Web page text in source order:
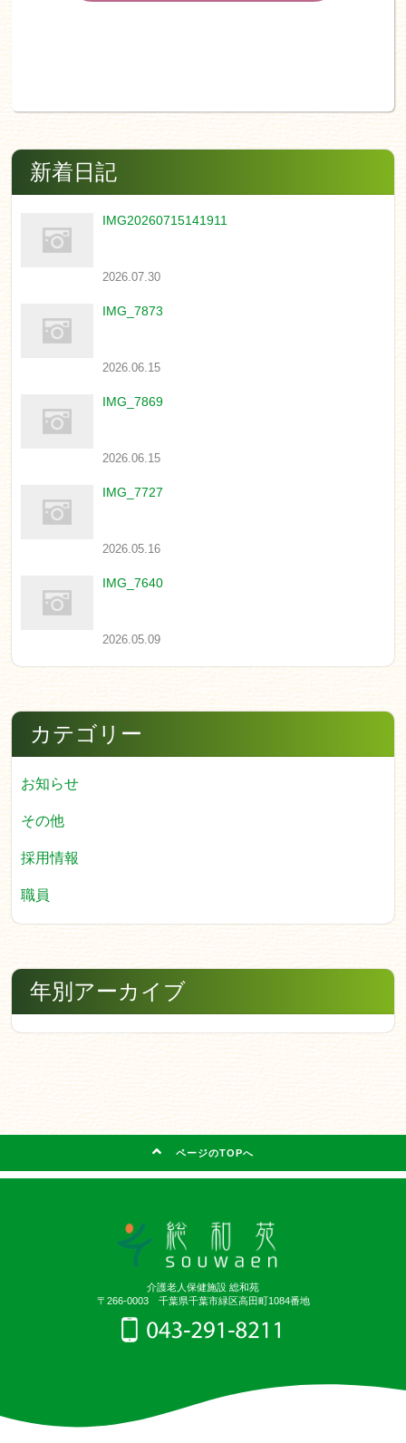
新着日記
IMG20260715141911
2026.07.30
IMG_7873
2026.06.15
IMG_7869
2026.06.15
IMG_7727
2026.05.16
IMG_7640
2026.05.09
カテゴリー
お知らせ
その他
採用情報
職員
年別アーカイブ
ページのTOPへ
介護老人保健施設 総和苑
〒266-0003 千葉県千葉市緑区高田町1084番地